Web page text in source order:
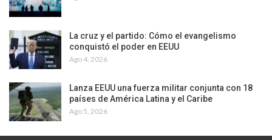
La cruz y el partido: Cómo el evangelismo
conquistó el poder en EEUU
Ago 4, 2026
Lanza EEUU una fuerza militar conjunta con 18
países de América Latina y el Caribe
Ago 5, 2026